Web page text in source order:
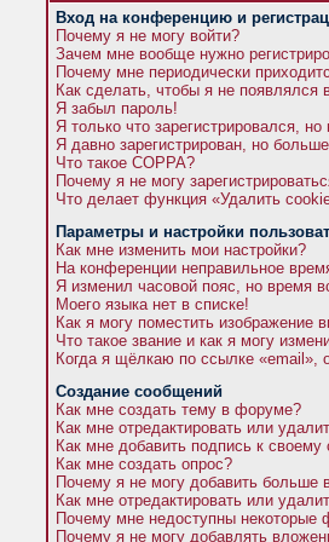
Вход на конференцию и
Почему я не могу войти?
Зачем мне вообще нужно
Почему мне периодически
Как сделать, чтобы я не появлялся
Я забыл пароль!
Я только что зарегистрировался, но
Я давно зарегистрирован, но
Что такое COPPA?
Почему я не могу
Что делает функция «Удалить
Параметры и настройки
Как мне изменить мои настройки?
На конференции неправильное
Я изменил часовой пояс, но время
Моего языка нет в списке!
Как я могу поместить изображение
Что такое звание и как я могу
Когда я щёлкаю по ссылке «email»,
Создание сообщений
Как мне создать тему в форуме?
Как мне отредактировать или
Как мне добавить подпись к
Как мне создать опрос?
Почему я не могу добавить больше
Как мне отредактировать или
Почему мне недоступны некоторые
Почему я не могу добавлять